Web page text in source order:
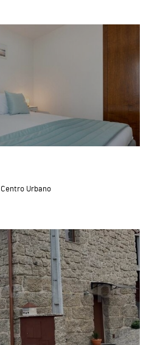
Centro Urbano